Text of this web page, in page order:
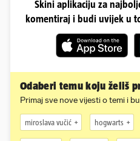
Skini aplikaciju za
komentiraj i budi uvijek u
Odaberi temu koju želiš
Primaj sve nove vijesti o temi i
miroslava vučić hogwarts